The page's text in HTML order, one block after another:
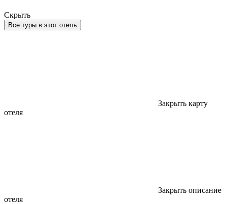
Скрыть
Все туры в этот отель
Закрыть карту
отеля
Закрыть описание
отеля